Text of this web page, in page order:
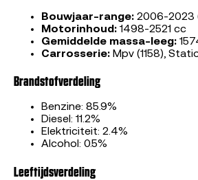
Bouwjaar-range: 2006-2023
Motorinhoud: 1498-2521 cc
Gemiddelde massa-leeg:
Carrosserie: Mpv (1158),
Brandstofverdeling
Benzine: 85.9%
Diesel: 11.2%
Elektriciteit: 2.4%
Alcohol: 0.5%
Leeftijdsverdeling